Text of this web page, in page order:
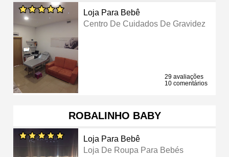
Loja Para Bebê
Centro De Cuidados De Gravidez
29 avaliações
10 comentários
ROBALINHO BABY
Loja Para Bebê
Loja De Roupa Para Bebés